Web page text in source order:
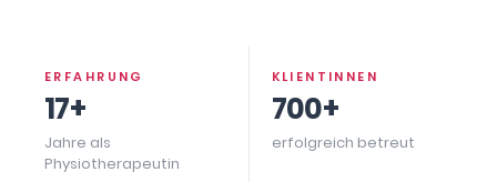
ERFAHRUNG
17+
Jahre als
Physiotherapeutin
KLIENTINNEN
700+
erfolgreich betreut